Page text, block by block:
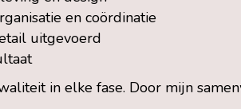
en coördinatie
uitgevoerd
in elke fase. Door mijn